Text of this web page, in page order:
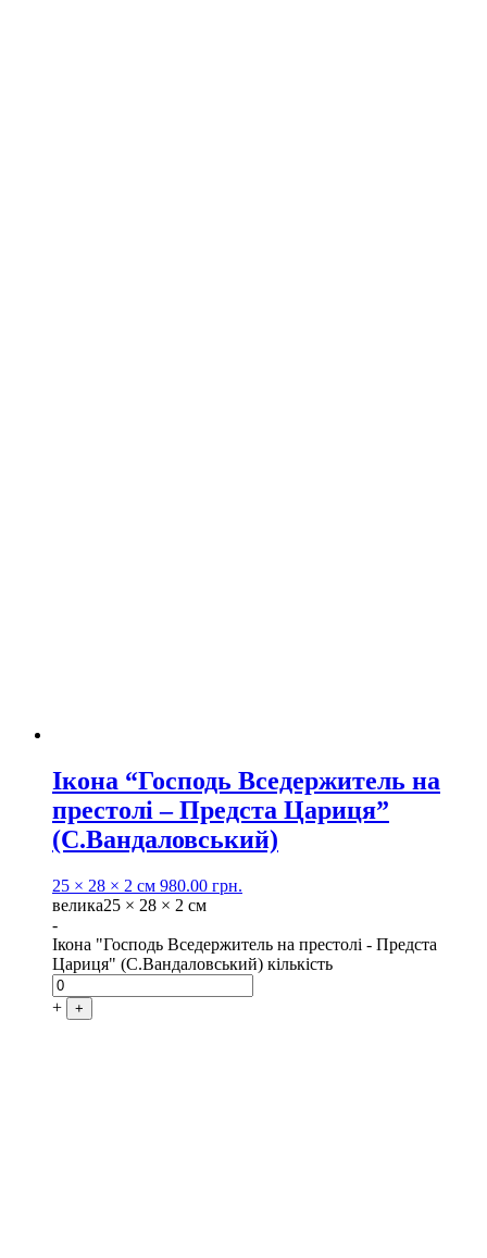
Ікона “Господь Вседержитель на
престолі – Предста Цариця”
(С.Вандаловський)
25 × 28 × 2 см 980.00 грн.
велика25 × 28 × 2 см
-
Ікона "Господь Вседержитель на престолі - Предста
Цариця" (С.Вандаловський) кількість
+ +